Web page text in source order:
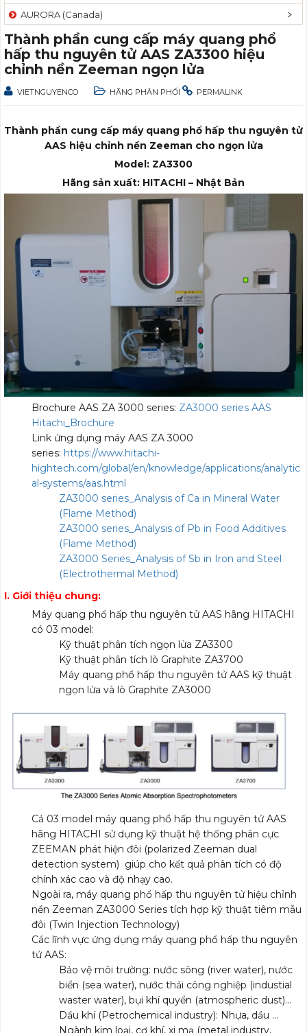
AURORA (Canada)
Thành phần cung cấp máy quang phổ
hấp thu nguyên tử AAS ZA3300 hiệu
chỉnh nền Zeeman ngọn lửa
VIETNGUYENCO HÃNG PHÂN PHỐI PERMALINK
Thành phần cung cấp máy quang phổ hấp thu nguyên tử
AAS hiệu chỉnh nền Zeeman cho ngọn lửa
Model: ZA3300
Hãng sản xuất: HITACHI – Nhật Bản
Brochure AAS ZA 3000 series: ZA3000 series AAS
Hitachi_Brochure
Link ứng dụng máy AAS ZA 3000
series: https://www.hitachi-
hightech.com/global/en/knowledge/applications/analytic
al-systems/aas.html
ZA3000 series_Analysis of Ca in Mineral Water
(Flame Method)
ZA3000 series_Analysis of Pb in Food Additives
(Flame Method)
ZA3000 Series_Analysis of Sb in Iron and Steel
(Electrothermal Method)
I. Giới thiệu chung:
Máy quang phổ hấp thu nguyên tử AAS hãng HITACHI
có 03 model:
Kỹ thuật phân tích ngọn lửa ZA3300
Kỹ thuật phân tích lò Graphite ZA3700
Máy quang phổ hấp thu nguyên tử AAS kỹ thuật
ngọn lửa và lò Graphite ZA3000
Cả 03 model máy quang phổ hấp thu nguyên tử AAS
hãng HITACHI sử dụng kỹ thuật hệ thống phân cực
ZEEMAN phát hiện đôi (polarized Zeeman dual
detection system) giúp cho kết quả phân tích có độ
chính xác cao và độ nhạy cao.
Ngoài ra, máy quang phổ hấp thu nguyên tử hiệu chỉnh
nền Zeeman ZA3000 Series tích hợp kỹ thuật tiêm mẫu
đôi (Twin Injection Technology)
Các lĩnh vực ứng dụng máy quang phổ hấp thu nguyên
tử AAS:
Bảo vệ môi trường: nước sông (river water), nước
biển (sea water), nước thải công nghiệp (industial
waster water), bụi khí quyển (atmospheric dust)…
Dầu khí (Petrochemical industry): Nhựa, dầu …
Ngành kim loại, cơ khí, xi mạ (metal industry,